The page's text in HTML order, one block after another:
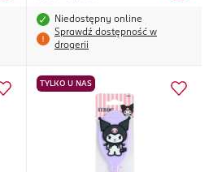
Niedostępny online
Sprawdź dostępność w
drogerii
TYLKO U NAS